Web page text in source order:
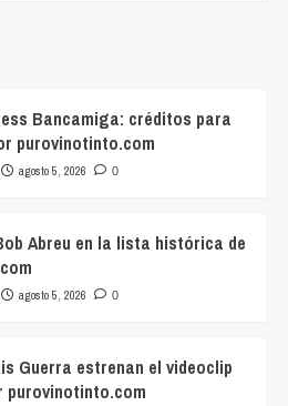
Bancamiga: créditos para
purovinotinto.com
agosto 5, 2026 0
Abreu en la lista histórica de
agosto 5, 2026 0
Guerra estrenan el videoclip
purovinotinto.com